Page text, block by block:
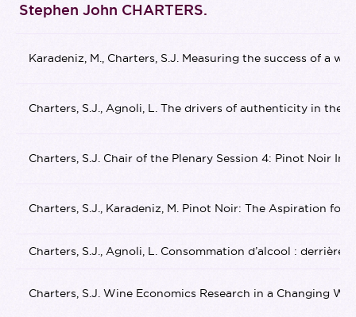
Stephen John CHARTERS.
Karadeniz, M., Charters, S.J. Measuring the success of a
Charters, S.J., Agnoli, L. The drivers of authenticity in the
Charters, S.J. Chair of the Plenary Session 4: Pinot Noir
Charters, S.J., Karadeniz, M. Pinot Noir: The Aspiration
Charters, S.J., Agnoli, L. Consommation d’alcool :
Charters, S.J. Wine Economics Research in a Changing